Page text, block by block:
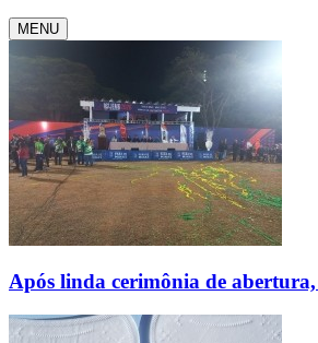
MENU
Após linda cerimônia de